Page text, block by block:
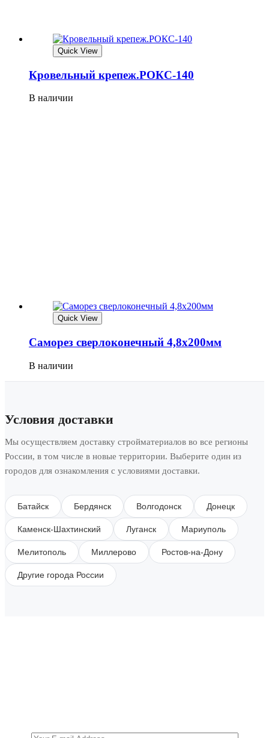
Quick View
Кровельный крепеж.РОКС-140
В наличии
Quick View
Саморез сверлоконечный 4,8х200мм
В наличии
Условия доставки
Мы осуществляем доставку стройматериалов во все регионы
России, в том числе в новые территории. Выберите один из
городов для ознакомления с условиями доставки.
Батайск Бердянск Волгодонск Донецк
Каменск-Шахтинский Луганск Мариуполь
Мелитополь Миллерово Ростов-на-Дону
Другие города России